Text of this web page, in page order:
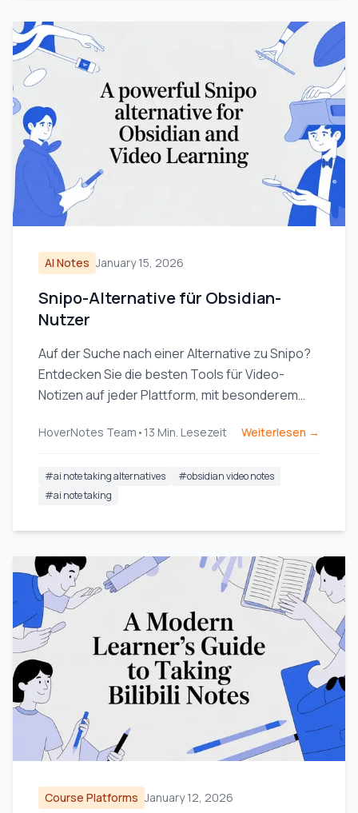
AI Notes January 15, 2026
Snipo-Alternative für Obsidian-
Nutzer
Auf der Suche nach einer Alternative zu Snipo?
Entdecken Sie die besten Tools für Video-
Notizen auf jeder Plattform, mit besonderem
Nutzer.
HoverNotes Team • 13 Min. Lesezeit Weiterlesen →
#ai note taking alternatives #obsidian video notes
#ai note taking
Course Platforms January 12, 2026